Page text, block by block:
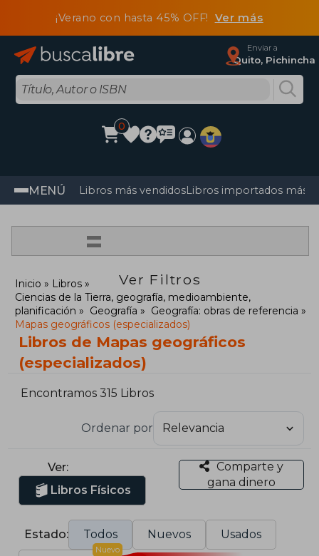
¡Verano con hasta 45% OFF! Ver más
Enviar a
Quito, Pichincha
0
MENÚ Libros más vendidosLibros importados más
=
Ver Filtros
Inicio
Libros
Ciencias de la Tierra, geografía, medioambiente,
planificación
Geografía
Geografía: obras de referencia
Mapas geográficos (especializados)
Libros de Mapas geográficos
(especializados)
Encontramos 315 Libros
Ordenar por
Ver:
Libros Físicos
Comparte y
gana dinero
Estado: Todos Nuevos Usados
Nuevo